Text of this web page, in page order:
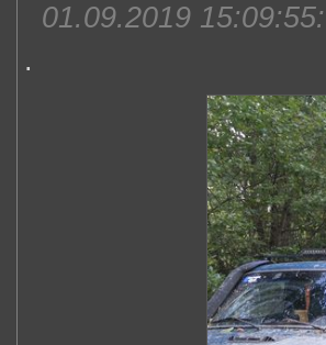
01.09.2019 15:09:55:
.